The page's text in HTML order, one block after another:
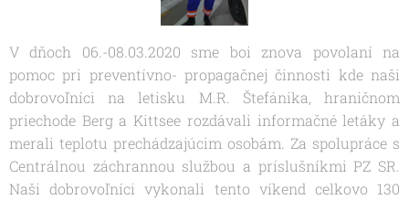
V dňoch 06.-08.03.2020 sme boi znova povolaní na
pomoc pri preventívno- propagačnej činnosti kde naši
dobrovoľníci na letisku M.R. Štefánika, hraničnom
priechode Berg a Kittsee rozdávali informačné letáky a
merali teplotu prechádzajúcim osobám. Za spolupráce s
Centrálnou záchrannou službou a príslušníkmi PZ SR.
Naši dobrovoľníci vykonali tento víkend celkovo 130